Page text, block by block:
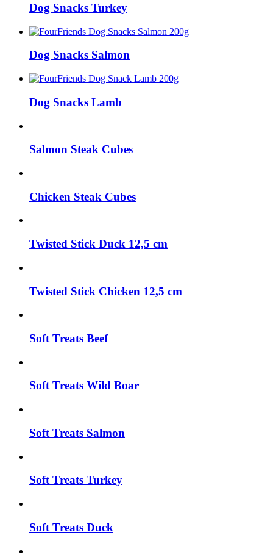
Dog Snacks Turkey
Dog Snacks Salmon
Dog Snacks Lamb
Salmon Steak Cubes
Chicken Steak Cubes
Twisted Stick Duck 12,5 cm
Twisted Stick Chicken 12,5 cm
Soft Treats Beef
Soft Treats Wild Boar
Soft Treats Salmon
Soft Treats Turkey
Soft Treats Duck